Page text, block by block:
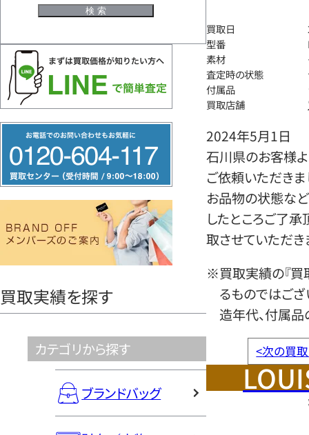
リ
ー
ヤ
買取実績を探す
カテゴリから探す
ブランドバッグ
買取日
型番
素材
査定時の状態
付属品
買取店舗
2024年5月1日
石川県のお客様よ
ご依頼いただきま
お品物の状態など
したところご了
取させていただき
※買取実績の『買
るものではござ
造年代、付属品
<次の買